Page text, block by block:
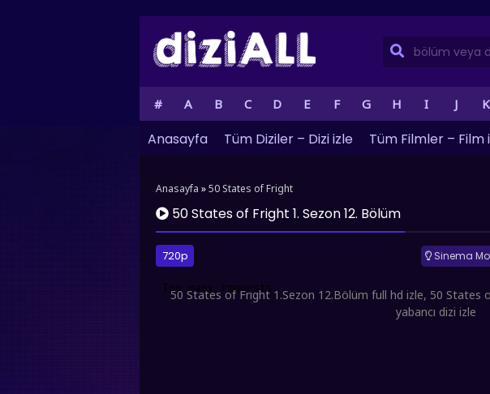
# A B C D E F G H I J K
Anasayfa Tüm Diziler – Dizi izle Tüm Filmler – Film
Anasayfa »50 States of Fright
50 States of Fright 1. Sezon 12. Bölüm
720p Sinema
50 States of Fright 1.Sezon 12.Bölüm full hd izle, 50 States
yabancı dizi izle